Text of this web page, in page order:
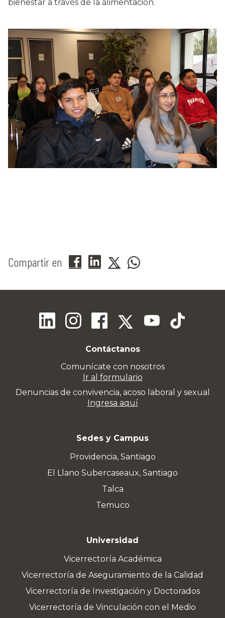
bienestar a través de la alimentación.
Compartir en
Contáctanos
Comunícate con nosotros
Ir al formulario
Denuncias de convivencia, acoso laboral y sexual
Ingresa aquí
Sedes y Campus
Providencia, Santiago
El Llano Subercaseaux, Santiago
Talca
Temuco
Universidad
Vicerrectoría Académica
Vicerrectoría de Aseguramiento de la Calidad
Vicerrectoría de Investigación y Doctorados
Vicerrectoría de Vinculación con el Medio